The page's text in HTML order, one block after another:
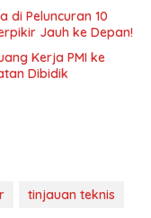
di Peluncuran 10
Jauh ke Depan!
Kerja PMI ke
Dibidik
tinjauan teknis